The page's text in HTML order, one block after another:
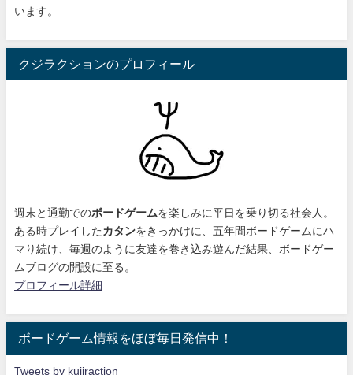
います。
クジラクションのプロフィール
週末と通勤でのボードゲームを楽しみに平日を乗り切る社会人。
ある時プレイした カタンをきっかけに、 五年間ボードゲームにハ
マり続け 、毎週のように友達を巻き込み遊んだ結果、ボードゲー
ムブログの開設に至る。
プロフィール詳細
ボードゲーム情報をほぼ毎日発信中！
Tweets by kujiraction